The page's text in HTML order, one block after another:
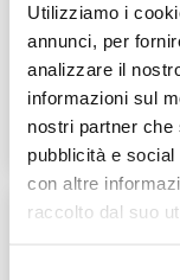
Utilizziamo i
annunci, per
analizzare il
informazioni sul
nostri partner che
pubblicità e
con altre
raccolto dal suo
GLASHUTTE
Ref. 1-65-01-04-15-
24.000,00
AGGIUNGI AL